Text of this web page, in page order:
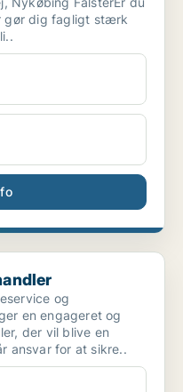
gør dig fagligt stærk
og
en engageret og
der vil blive en
ansvar for at sikre..